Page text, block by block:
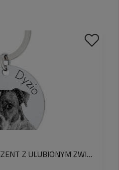
zdjęcia w odpowiedzi na
złożenie zamówienia
tym bardziej
się, nie blakną,
- objęte są
OKRĄGŁY BRELOK PREZENT Z ULUBIONYM ZWIERZAKIEM - PIES GRAWER W TECHNICE "MONEY PRINT"